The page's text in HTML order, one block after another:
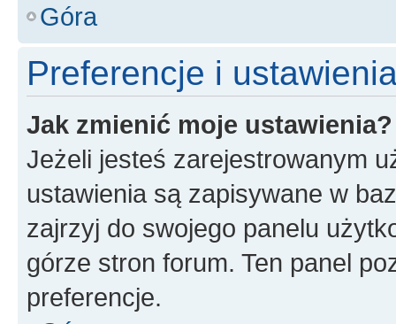
Góra
Preferencje i
Jak zmienić moje ustawienia?
Jeżeli jesteś zarejestrowanym
ustawienia są zapisywane w
zajrzyj do swojego panelu
górze stron forum. Ten panel
preferencje.